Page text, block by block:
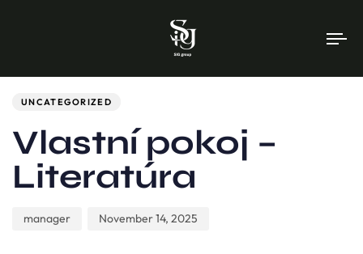
UNCATEGORIZED
Vlastní pokoj –
Literatúra
manager November 14, 2025